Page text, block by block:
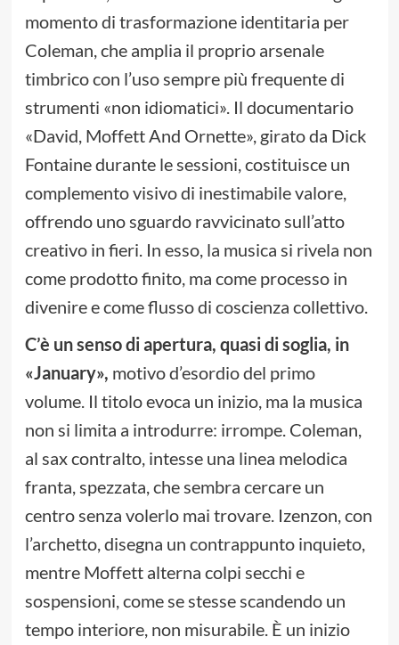
momento di trasformazione identitaria per
Coleman, che amplia il proprio arsenale
timbrico con l’uso sempre più frequente di
strumenti «non idiomatici». Il documentario
«David, Moffett And Ornette», girato da Dick
Fontaine durante le sessioni, costituisce un
complemento visivo di inestimabile valore,
offrendo uno sguardo ravvicinato sull’atto
creativo in fieri. In esso, la musica si rivela non
come prodotto finito, ma come processo in
divenire e come flusso di coscienza collettivo.
C’è un senso di apertura, quasi di soglia, in
«January», motivo d’esordio del primo
volume. Il titolo evoca un inizio, ma la musica
non si limita a introdurre: irrompe. Coleman,
al sax contralto, intesse una linea melodica
franta, spezzata, che sembra cercare un
centro senza volerlo mai trovare. Izenzon, con
l’archetto, disegna un contrappunto inquieto,
mentre Moffett alterna colpi secchi e
sospensioni, come se stesse scandendo un
tempo interiore, non misurabile. È un inizio